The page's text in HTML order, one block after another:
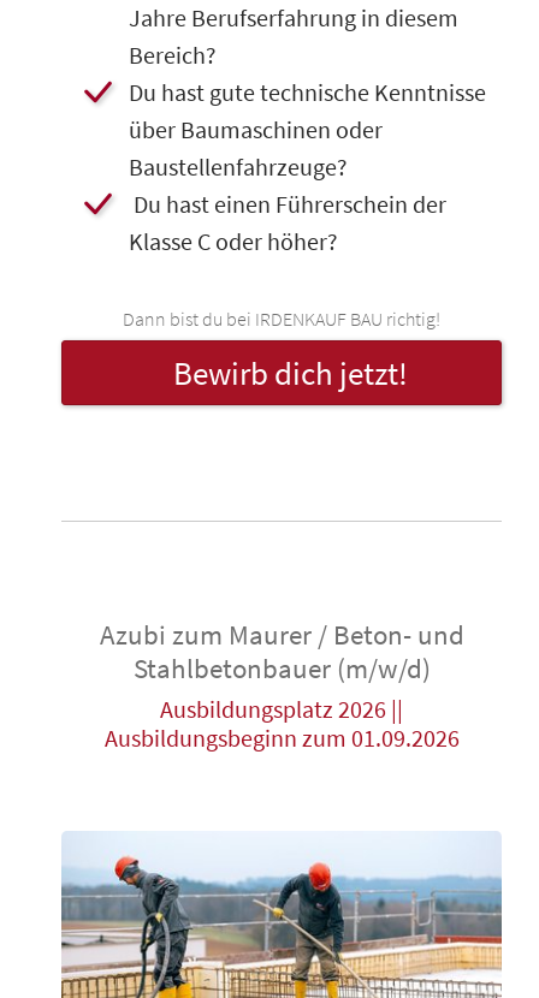
Jahre Berufserfahrung in diesem
Bereich?
​Du hast gute technische Kenntnisse
über Baumaschinen oder
Baustellenfahrzeuge?
Du hast einen Führerschein der
Klasse C oder höher?
Dann bist du bei IRDENKAUF BAU richtig!
Bewirb dich jetzt!
Azubi zum Maurer / Beton- und
Stahlbetonbauer (m/w/d)
Ausbildungsplatz 2026 ||
Ausbildungsbeginn zum 01.09.2026